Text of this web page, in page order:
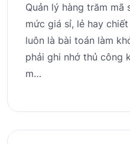
Quản lý hàng trăm mã
mức giá sỉ, lẻ hay
luôn là bài toán làm
phải ghi nhớ thủ công
m…